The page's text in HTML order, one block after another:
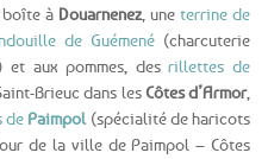
boîte à Douarnenez, uneterrine de
de Guémené(charcuterie
et aux pommes, desrillettes de
Brieuc dans les Côtes d’Armor,
de Paimpol (spécialité de haricots
de la ville de Paimpol – Côtes